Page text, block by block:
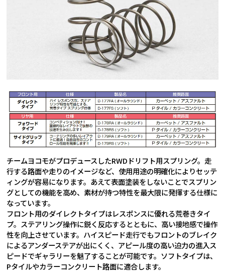
チームヨコモがプロデュースしたRWDドリフト用スプリング。走
行する路面や走りのイメージなど、使用用途の明確化によりセッテ
ィングが容易になります。あえて表面塗装をしないことでスプリン
グとしての機能を高め、素材が持つ特性を最大限に発揮する仕様に
なっています。
フロント用のダイレクトタイプはレスポンスに優れる荒巻きタイ
プ。ステアリング操作に鋭く反応するとともに、高い接地感で操作
性を向上させています。ハイスピード走行でもフロントのブレイク
によるアンダーステアが出にくく、アピール度の高い迫力の進入ス
ピードでギャラリーを魅了することが可能です。ソフトタイプは、
Pタイルやカラーコンクリート路面に適合します。